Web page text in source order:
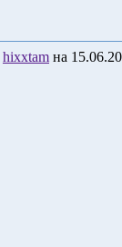
hixxtam на